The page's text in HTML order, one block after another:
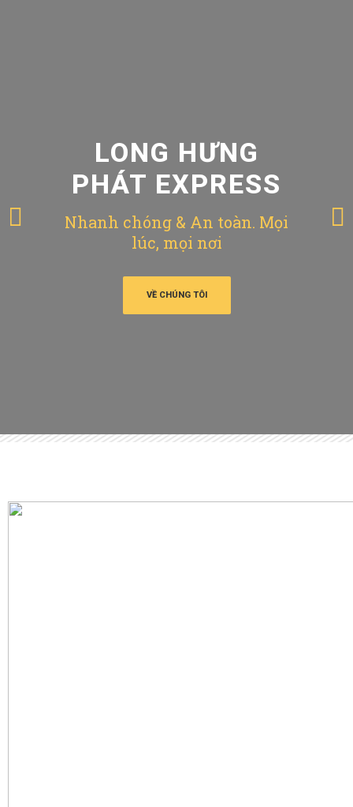
LONG HƯNG
PHÁT EXPRESS
Nhanh chóng & An toàn. Mọi
lúc, mọi nơi
VỀ CHÚNG TÔI